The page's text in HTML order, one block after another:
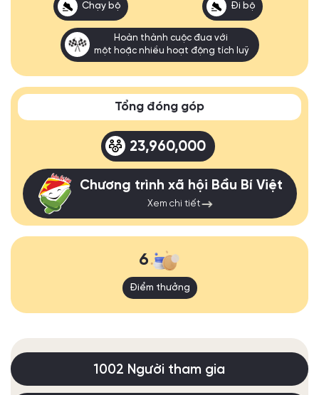
Chạy bộ Đi bộ
Hoàn thành cuộc đua với
một hoặc nhiều hoạt động tích luỹ
Tổng đóng góp
23,960,000
Chương trình xã hội Bầu Bí Việt
Xem chi tiết
6
Điểm thưởng
1002 Người tham gia